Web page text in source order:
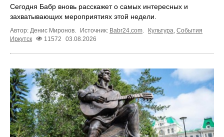
Сегодня Бабр вновь расскажет о самых интересных и
захватывающих мероприятиях этой недели.
Автор: Денис Миронов. Источник: Babr24.com. Культура, События
Иркутск
11572 03.08.2026